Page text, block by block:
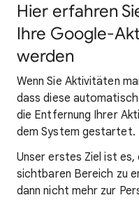
Hier erfahren
Ihre Google-
werden
Wenn Sie Aktivitäten
dass diese
die Entfernung Ihrer
dem System gestartet.
Unser erstes Ziel ist
sichtbaren Bereich zu
dann nicht mehr zur